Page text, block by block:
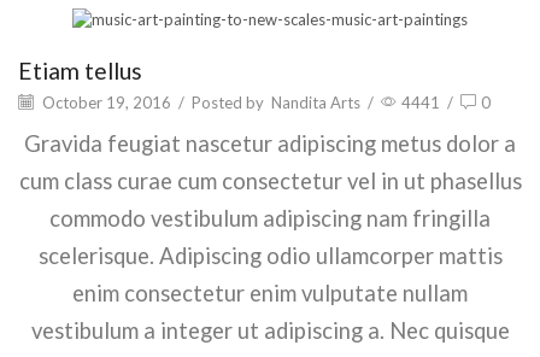
General
Etiam tellus
October 19, 2016 / Posted by Nandita Arts / 4441 / 0
Gravida feugiat nascetur adipiscing metus dolor a
cum class curae cum consectetur vel in ut phasellus
commodo vestibulum adipiscing nam fringilla
scelerisque. Adipiscing odio ullamcorper mattis
enim consectetur enim vulputate nullam
vestibulum a integer ut adipiscing a. Nec quisque